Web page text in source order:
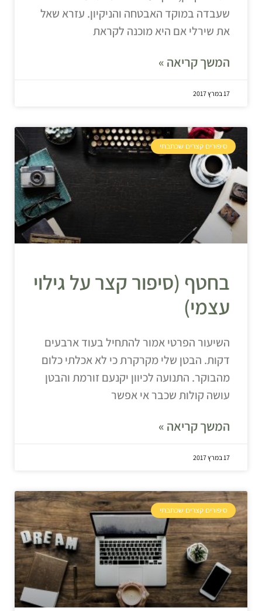
שעבדה במוקד האבטחה והניקיון. עזרא שאל
את שירלי אם היא מוכנה לקראת
המשך קריאה »
17 במרץ 2017
סיפורים קצרים שכתבתי
בחטף (סיפור קצר על גילוי
עצמי)
השיעור הפרטי אמור להתחיל בעוד ארבעים
דקות. הבטן שלי מקרקרת כי לא אכלתי כלום
מהבוקר. התנועה לכיוון יקנעם זורמת והבטן
עושה קולות שכבר אי אפשר
המשך קריאה »
17 במרץ 2017
סיפורים קצרים שכתבתי